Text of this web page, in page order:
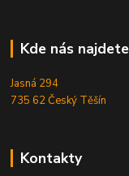
Kde nás najdete
Jasná 294
735 62 Český Těšín
Kontakty